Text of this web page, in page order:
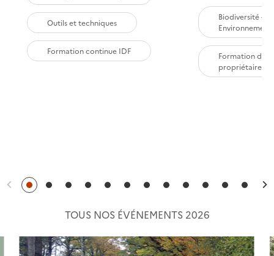
Outils et techniques
Formation continue IDF
Biodiversité -
Environnement
Formation des
propriétaires
TOUS NOS ÉVÉNEMENTS 2026